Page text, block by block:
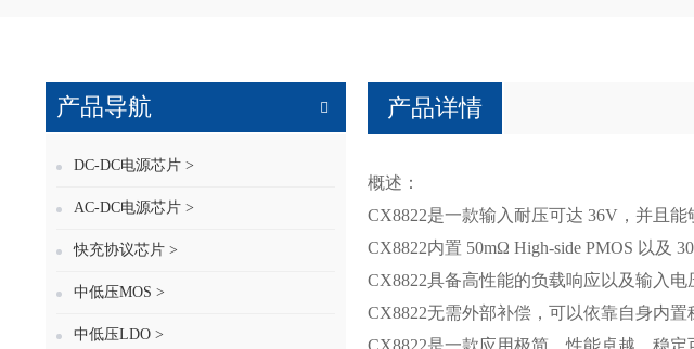
产品导航
DC-DC电源芯片 >
AC-DC电源芯片 >
快充协议芯片 >
中低压MOS >
中低压LDO >
产品详情
概述：
CX8822是一款输入耐压可达 36V，并且
CX8822内置 50mΩ High-side PMOS 以及
CX8822具备高性能的负载响应以及输入
CX8822无需外部补偿，可以依靠自身内